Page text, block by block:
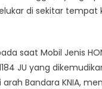
di sekitar tempat
saat Mobil Jenis
JU yang
Bandara KNIA,